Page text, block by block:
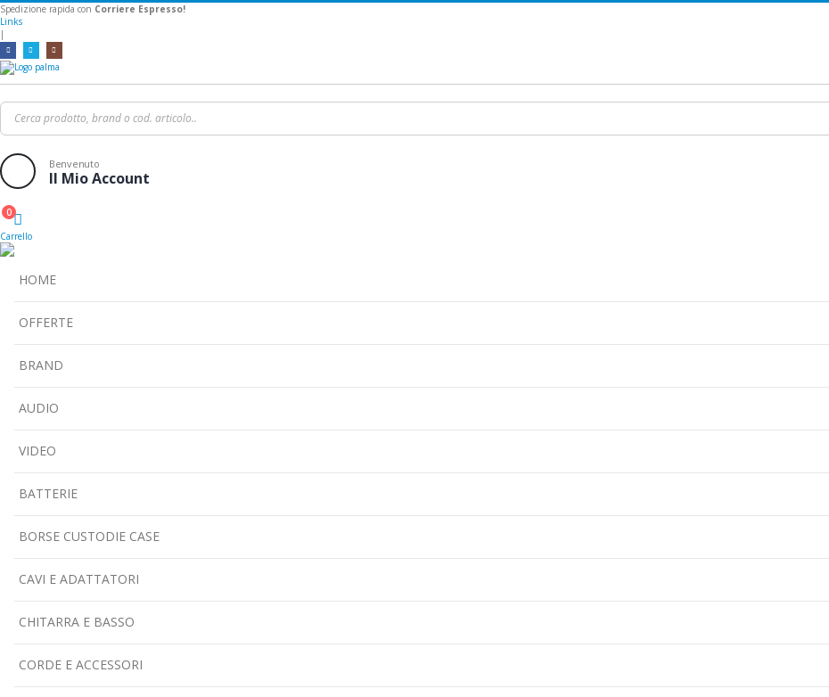
Spedizione rapida con Corriere Espresso!
Links
|
Benvenuto
Il Mio Account
Cart
0
Carrello
HOME
OFFERTE
BRAND
AUDIO
VIDEO
BATTERIE
BORSE CUSTODIE CASE
CAVI E ADATTATORI
CHITARRA E BASSO
CORDE E ACCESSORI